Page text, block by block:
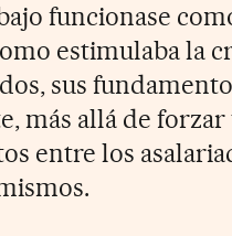
funcionase
estimulaba la
sus
más allá de
entre los